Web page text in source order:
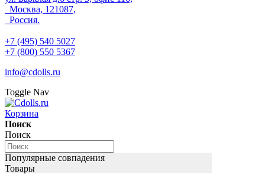
Москва, 121087,
Россия.
+7 (495) 540 5027
+7 (800) 550 5367
info@cdolls.ru
Toggle Nav
Корзина
Поиск
Поиск
Популярные совпадения
Товары